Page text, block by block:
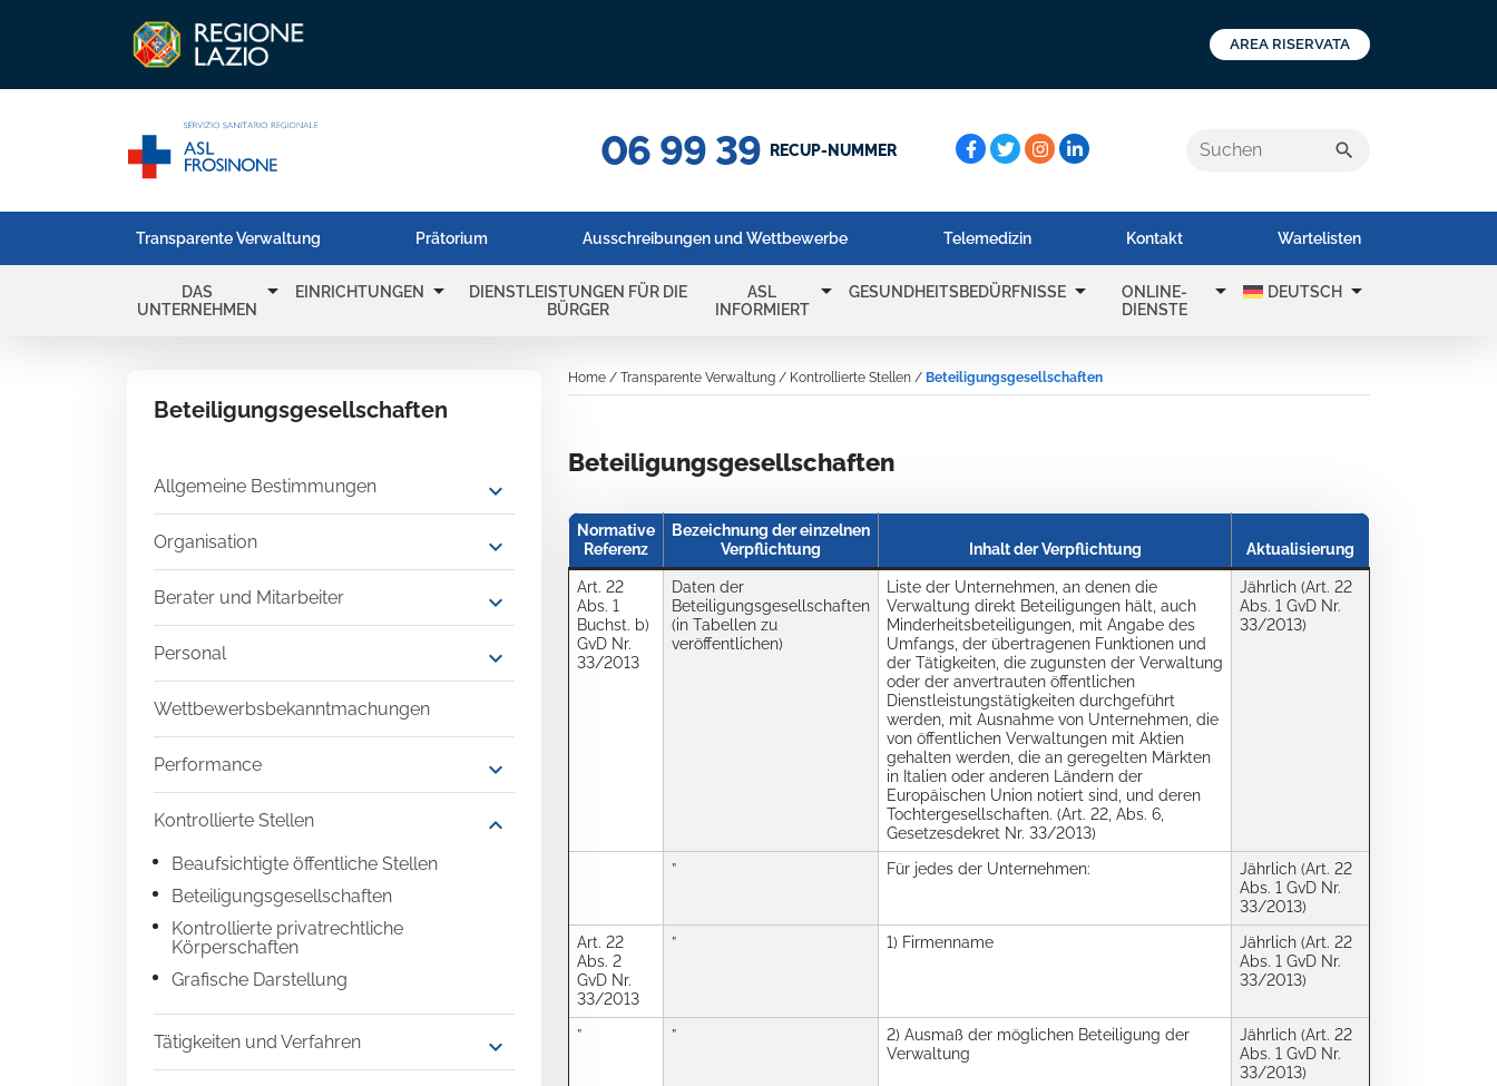
AREA RISERVATA
06 99 39 RECUP-NUMMER Cerca: search
Transparente Verwaltung Prätorium Ausschreibungen und Wettbewerbe Telemedizin Kontakt Wartelisten
DAS
UNTERNEHMEN
arrow_drop_down EINRICHTUNGEN arrow_drop_down
DIENSTLEISTUNGEN FÜR DIE
BÜRGER
ASL
INFORMIERT
arrow_drop_down GESUNDHEITSBEDÜRFNISSE arrow_drop_down
ONLINE-
DIENSTE
arrow_drop_down DEUTSCH arrow_drop_down
Beteiligungsgesellschaften
Allgemeine Bestimmungen expand_more
Organisation expand_more
Berater und Mitarbeiter expand_more
Personal expand_more
Wettbewerbsbekanntmachungen
Performance expand_more
Kontrollierte Stellen expand_more
Beaufsichtigte öffentliche Stellen
Beteiligungsgesellschaften
Kontrollierte privatrechtliche
Körperschaften
Grafische Darstellung
Tätigkeiten und Verfahren expand_more
Home / Transparente Verwaltung / Kontrollierte Stellen / Beteiligungsgesellschaften
Beteiligungsgesellschaften
Normative
Referenz
Bezeichnung der einzelnen
Verpflichtung
Inhalt der Verpflichtung Aktualisierung
Art. 22
Abs. 1
Buchst. b)
GvD Nr.
33/2013
Daten der
Beteiligungsgesellschaften
(in Tabellen zu
veröffentlichen)
Liste der Unternehmen, an denen die
Verwaltung direkt Beteiligungen hält, auch
Minderheitsbeteiligungen, mit Angabe des
Umfangs, der übertragenen Funktionen und
der Tätigkeiten, die zugunsten der Verwaltung
oder der anvertrauten öffentlichen
Dienstleistungstätigkeiten durchgeführt
werden, mit Ausnahme von Unternehmen, die
von öffentlichen Verwaltungen mit Aktien
gehalten werden, die an geregelten Märkten
in Italien oder anderen Ländern der
Europäischen Union notiert sind, und deren
Tochtergesellschaften. (Art. 22, Abs. 6,
Gesetzesdekret Nr. 33/2013)
Jährlich (Art. 22
Abs. 1 GvD Nr.
33/2013)
” Für jedes der Unternehmen:
Jährlich (Art. 22
Abs. 1 GvD Nr.
33/2013)
Art. 22
Abs. 2
GvD Nr.
33/2013
” 1) Firmenname
Jährlich (Art. 22
Abs. 1 GvD Nr.
33/2013)
” ”
2) Ausmaß der möglichen Beteiligung der
Verwaltung
Jährlich (Art. 22
Abs. 1 GvD Nr.
33/2013)